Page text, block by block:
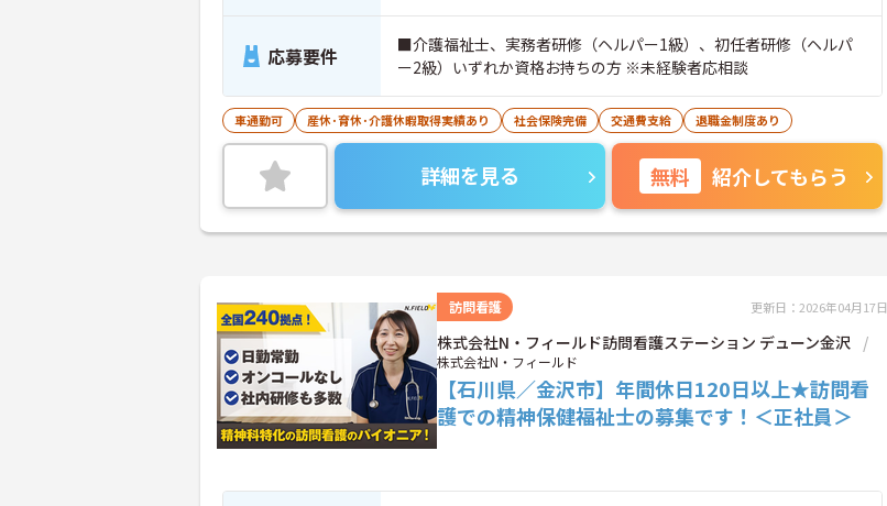
応募要件
■介護福祉士、実務者研修（ヘルパー1級）、初任者研修（ヘルパ
ー2級）いずれか資格お持ちの方 ※未経験者応相談
車通勤可 産休･育休･介護休暇取得実績あり 社会保険完備 交通費支給 退職金制度あり
詳細を見る 無料 紹介してもらう
訪問看護 更新日：2026年04月17日
株式会社N・フィールド訪問看護ステーション デューン金沢
株式会社N・フィールド
【石川県／金沢市】年間休日120日以上★訪問看
護での精神保健福祉士の募集です！＜正社員＞